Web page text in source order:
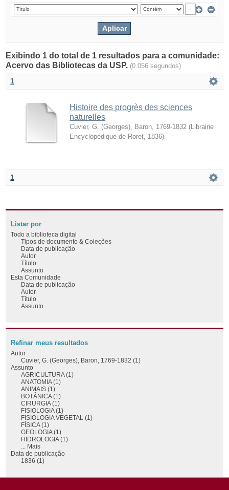
Exibindo 1 do total de 1 resultados para a comunidade:
Acervo das Bibliotecas da USP. (0.056 segundos)
1
Histoire des progrès des sciences
naturelles
Cuvier, G. (Georges), Baron, 1769-1832 ( Librairie
Encyclopédique de Roret 1836)
1
Listar por
Todo a biblioteca digital
Tipos de documento & Coleções
Data de publicação
Autor
Título
Assunto
Esta Comunidade
Data de publicação
Autor
Título
Assunto
Refinar meus resultados
Autor
Cuvier, G. (Georges), Baron, 1769-1832 (1)
Assunto
AGRICULTURA (1)
ANATOMIA (1)
ANIMAIS (1)
BOTÂNICA (1)
CIRURGIA (1)
FISIOLOGIA (1)
FISIOLOGIA VEGETAL (1)
FÍSICA (1)
GEOLOGIA (1)
HIDROLOGIA (1)
... Mais
Data de publicação
1836 (1)